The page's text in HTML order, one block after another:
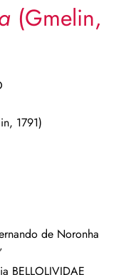
(Gmelin,
1791)
de Noronha
BELLOLIVIDAE